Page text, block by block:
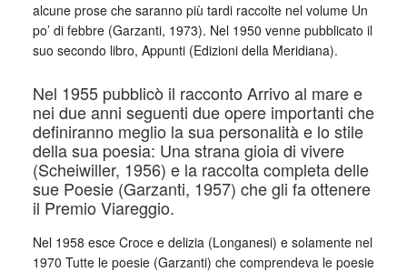
alcune prose che saranno più tardi raccolte nel volume Un
po’ di febbre (Garzanti, 1973). Nel 1950 venne pubblicato il
suo secondo libro, Appunti (Edizioni della Meridiana).
Nel 1955 pubblicò il racconto Arrivo al mare e
nei due anni seguenti due opere importanti che
definiranno meglio la sua personalità e lo stile
della sua poesia: Una strana gioia di vivere
(Scheiwiller, 1956) e la raccolta completa delle
sue Poesie (Garzanti, 1957) che gli fa ottenere
il Premio Viareggio.
Nel 1958 esce Croce e delizia (Longanesi) e solamente nel
1970 Tutte le poesie (Garzanti) che comprendeva le poesie